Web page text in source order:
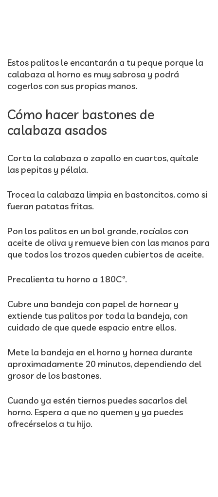
Estos palitos le encantarán a tu peque porque la
calabaza al horno es muy sabrosa y podrá
cogerlos con sus propias manos.
Cómo hacer bastones de
calabaza asados
Corta la calabaza o zapallo en cuartos, quítale
las pepitas y pélala.
Trocea la calabaza limpia en bastoncitos, como si
fueran patatas fritas.
Pon los palitos en un bol grande, rocíalos con
aceite de oliva y remueve bien con las manos para
que todos los trozos queden cubiertos de aceite.
Precalienta tu horno a 180Cº.
Cubre una bandeja con papel de hornear y
extiende tus palitos por toda la bandeja, con
cuidado de que quede espacio entre ellos.
Mete la bandeja en el horno y hornea durante
aproximadamente 20 minutos, dependiendo del
grosor de los bastones.
Cuando ya estén tiernos puedes sacarlos del
horno. Espera a que no quemen y ya puedes
ofrecérselos a tu hijo.